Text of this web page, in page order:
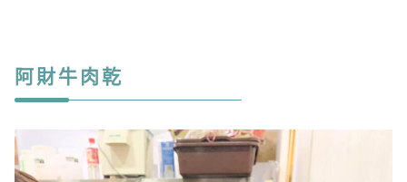
阿財牛肉乾